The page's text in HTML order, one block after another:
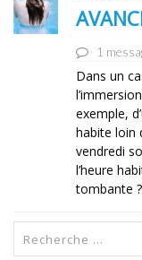
1
Dans un
exemple,
habite loin
vendredi
l’heure
tombante ?